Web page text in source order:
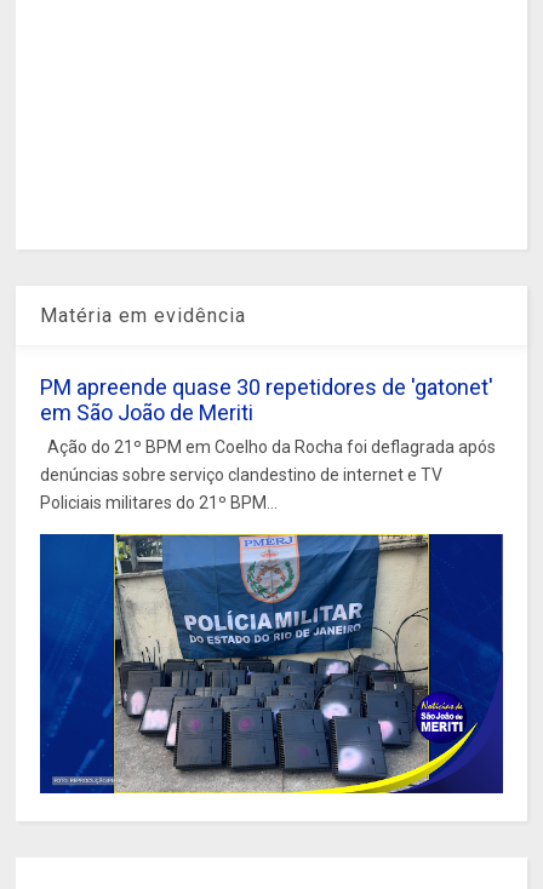
Matéria em evidência
PM apreende quase 30 repetidores de 'gatonet'
em São João de Meriti
Ação do 21º BPM em Coelho da Rocha foi deflagrada após
denúncias sobre serviço clandestino de internet e TV
Policiais militares do 21º BPM...